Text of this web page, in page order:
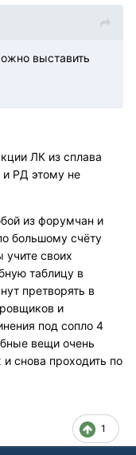
выставить
ЛК из сплава
РД этому не
из форумчан и
большому счёту
своих
таблицу в
претворять в
и
под сопло 4
вещи очень
снова проходить по
1